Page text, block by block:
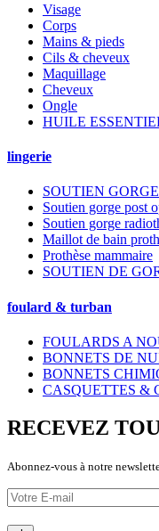
Visage
Corps
Mains & pieds
Cils & cheveux
Maquillage
Cheveux
Ongle
HUILE
lingerie
SOUTIEN
Soutien gorge post
Soutien gorge
Maillot de bain
Prothèse mammaire
SOUTIEN DE
foulard & turban
FOULARDS A
BONNETS DE
BONNETS
CASQUETTES &
RECEVEZ
Abonnez-vous à notre